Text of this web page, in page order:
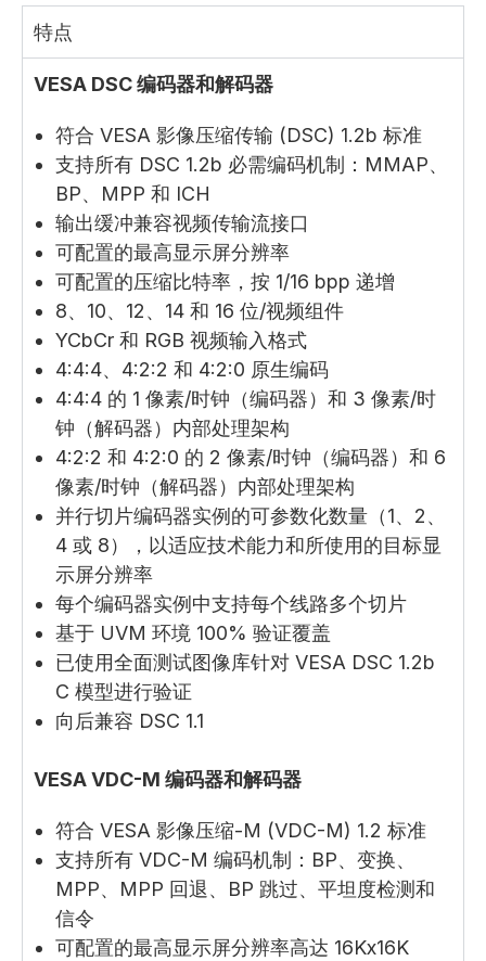
特点
VESA DSC 编码器和解码器
符合 VESA 影像压缩传输 (DSC) 1.2b 标准
支持所有 DSC 1.2b 必需编码机制：MMAP、
BP、MPP 和 ICH
输出缓冲兼容视频传输流接口
可配置的最高显示屏分辨率
可配置的压缩比特率，按 1/16 bpp 递增
8、10、12、14 和 16 位/视频组件
YCbCr 和 RGB 视频输入格式
4:4:4、4:2:2 和 4:2:0 原生编码
4:4:4 的 1 像素/时钟（编码器）和 3 像素/时
钟（解码器）内部处理架构
4:2:2 和 4:2:0 的 2 像素/时钟（编码器）和 6
像素/时钟（解码器）内部处理架构
并行切片编码器实例的可参数化数量（1、2、
4 或 8），以适应技术能力和所使用的目标显
示屏分辨率
每个编码器实例中支持每个线路多个切片
基于 UVM 环境 100% 验证覆盖
已使用全面测试图像库针对 VESA DSC 1.2b
C 模型进行验证
向后兼容 DSC 1.1
VESA VDC-M 编码器和解码器
符合 VESA 影像压缩-M (VDC-M) 1.2 标准
支持所有 VDC-M 编码机制：BP、变换、
MPP、MPP 回退、BP 跳过、平坦度检测和
信令
可配置的最高显示屏分辨率高达 16Kx16K